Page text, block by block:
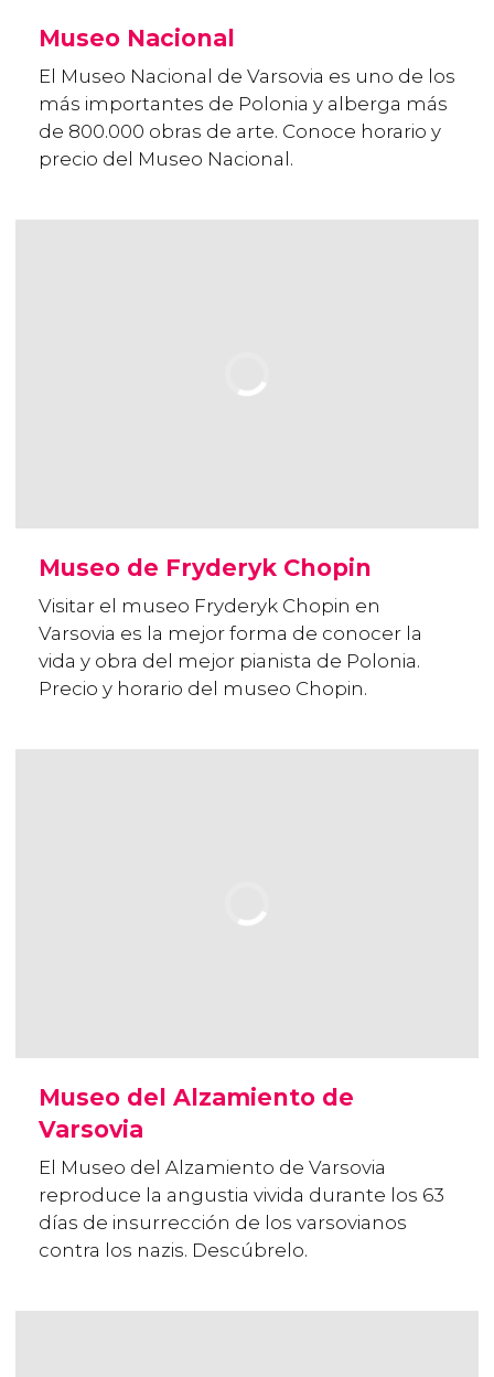
Museo Nacional
El Museo Nacional de Varsovia es uno de los
más importantes de Polonia y alberga más
de 800.000 obras de arte. Conoce horario y
precio del Museo Nacional.
Museo de Fryderyk Chopin
Visitar el museo Fryderyk Chopin en
Varsovia es la mejor forma de conocer la
vida y obra del mejor pianista de Polonia.
Precio y horario del museo Chopin.
Museo del Alzamiento de
Varsovia
El Museo del Alzamiento de Varsovia
reproduce la angustia vivida durante los 63
días de insurrección de los varsovianos
contra los nazis. Descúbrelo.